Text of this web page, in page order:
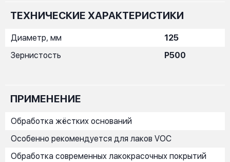
ТЕХНИЧЕСКИЕ ХАРАКТЕРИСТИКИ
Диаметр, мм
125
Зернистость
P500
ПРИМЕНЕНИЕ
Обработка жёстких оснований
Особенно рекомендуется для лаков VOC
Обработка современных лакокрасочных покрытий